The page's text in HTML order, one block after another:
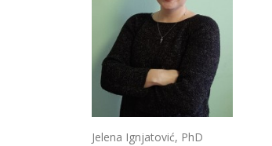
Jelena Ignjatović, PhD